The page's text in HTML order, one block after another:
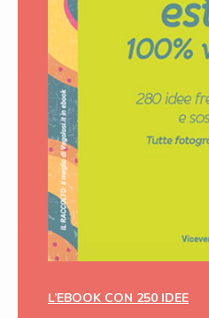
L’EBOOK CON 250 IDEE